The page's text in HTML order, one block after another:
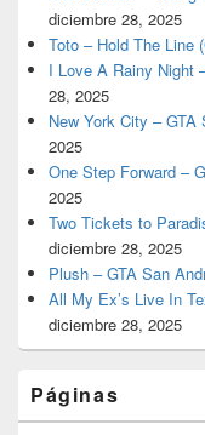
diciembre 28, 2025
Toto – Hold The Line
I Love A Rainy Night
28, 2025
New York City – GTA
2025
One Step Forward –
2025
Two Tickets to
diciembre 28, 2025
Plush – GTA San
All My Ex’s Live In
diciembre 28, 2025
Páginas